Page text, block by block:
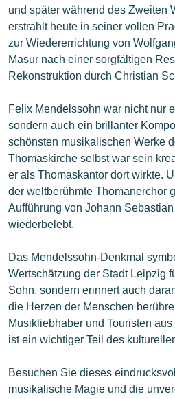
und später während des Zweiten
erstrahlt heute in seiner vollen
zur Wiedererrichtung von
Masur nach einer sorgfältigen
Rekonstruktion durch Christian
Felix Mendelssohn war nicht nur
sondern auch ein brillanter
schönsten musikalischen Werke
Thomaskirche selbst war sein
er als Thomaskantor dort wirkte.
der weltberühmte Thomanerchor
Aufführung von Johann
wiederbelebt.
Das Mendelssohn-Denkmal
Wertschätzung der Stadt Leipzig
Sohn, sondern erinnert auch
die Herzen der Menschen
Musikliebhaber und Touristen
ist ein wichtiger Teil des
Besuchen Sie dieses
musikalische Magie und die